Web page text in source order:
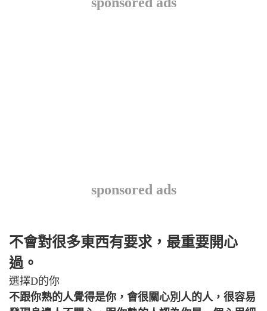
sponsored ads
不會對很多東西有要求，最重要開心
過。
選擇D的你
不跟你熟的人覺得是你，會很關心別人的人，很容易